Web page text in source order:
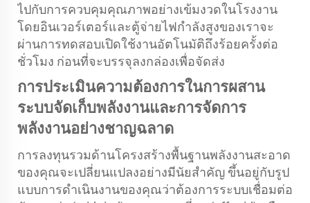
ไปกับการควบคุมคุณภาพอย่างเข้มงวดในโรงงาน
โดยอินเวอร์เตอร์และตู้จ่ายไฟกำลังสูงของเราจะ
ผ่านการทดสอบเปิดใช้งานอัตโนมัติถึงร้อยครั้งต่อ
ชั่วโมง ก่อนที่จะบรรจุลงกล่องเพื่อจัดส่ง
การประเมินความต้องการในการผสาน
ระบบจัดเก็บพลังงานและการจัดการ
พลังงานอย่างชาญฉลาด
การลงทุนรวมด้านโครงสร้างพื้นฐานพลังงานสะอาด
ของคุณจะเปลี่ยนแปลงอย่างมีนัยสำคัญ ขึ้นอยู่กับรูป
แบบการดำเนินงานของคุณว่าต้องการระบบเชื่อมต่อ